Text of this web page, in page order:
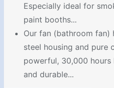
Especially ideal for
paint booths...
Our fan (bathroom fan)
steel housing and pure
powerful, 30,000 hours
and durable...